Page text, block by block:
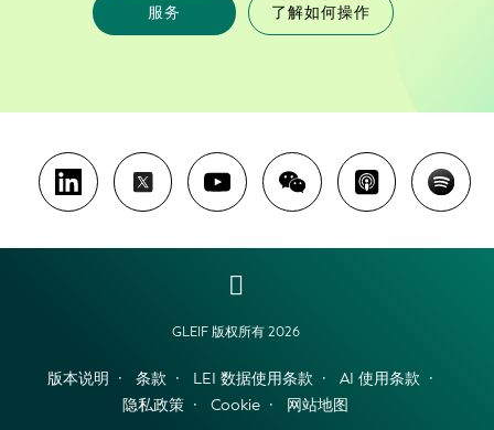
服务 了解如何操作
GLEIF 版权所有 2026
版本说明 条款 LEI 数据使用条款
AI 使用条款
隐私政策
Cookie 网站地图